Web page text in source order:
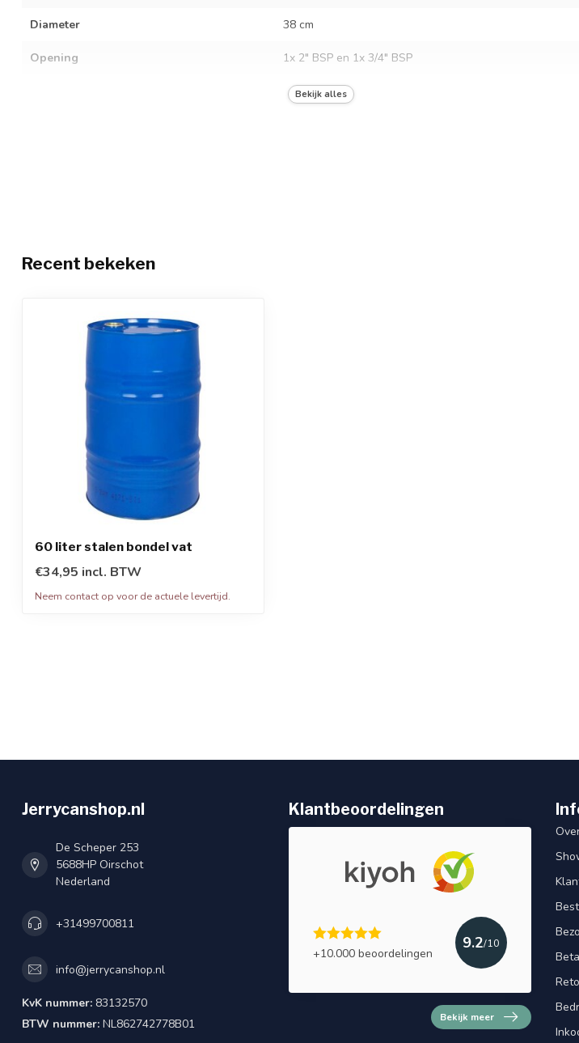
Diameter 38 cm
Opening 1x 2" BSP en 1x 3/4" BSP
Staal
Bekijk alles
Recent bekeken
60 liter stalen bondel vat
€34,95 incl. BTW
Neem contact op voor de actuele levertijd.
Jerrycanshop.nl
De Scheper 253
5688HP Oirschot
Nederland
+31499700811
info@jerrycanshop.nl
KvK nummer: 83132570
BTW nummer: NL862742778B01
Klantbeoordelingen
+10.000 beoordelingen
9.2/10
Bekijk meer